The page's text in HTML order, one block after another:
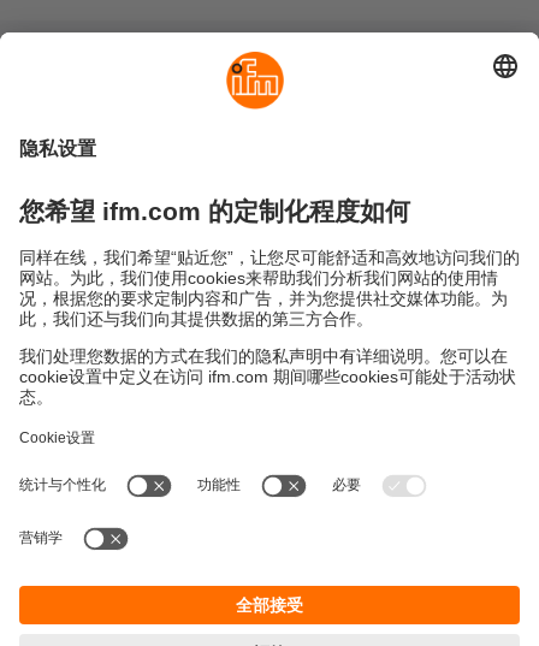
地点 (EN)
隐私政策
易福门电子(上海)有限公司
上海市浦东新区
盛夏路61弄1号楼6层
邮编: 201203
总机: 021 3813 4800
电子邮箱:info.cn@ifm.com
沪ICP备19047231号-1
沪公网安备31011502010310号
工作时间：
（节假日除外）